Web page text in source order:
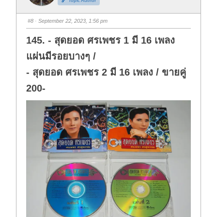
u
m
b
d
o
n
.
u
m
b
u
p
#8 · September 22, 2023, 1:56 pm
145. - สุดยอด ศรเพชร 1 มี 16 เพลง
แผ่นมีรอยบางๆ /
- สุดยอด ศรเพชร 2 มี 16 เพลง / ขายคู่
200-